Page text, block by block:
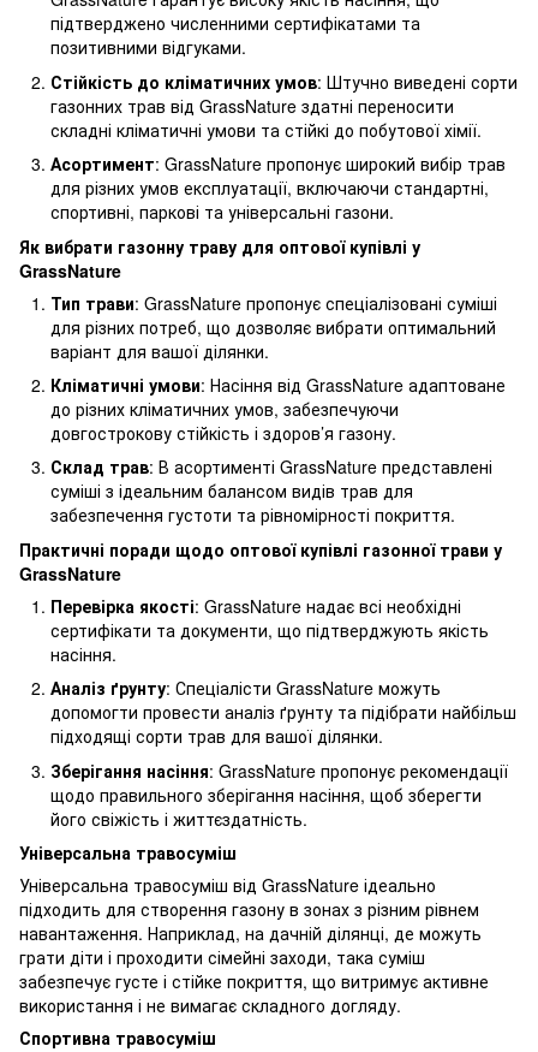
підтверджено численними сертифікатами та
позитивними відгуками.
Стійкість до кліматичних умов: Штучно виведені сорти
газонних трав від GrassNature здатні переносити
складні кліматичні умови та стійкі до побутової хімії.
Асортимент: GrassNature пропонує широкий вибір трав
для різних умов експлуатації, включаючи стандартні,
спортивні, паркові та універсальні газони.
Як вибрати газонну траву для оптової купівлі у
GrassNature
Тип трави: GrassNature пропонує спеціалізовані суміші
для різних потреб, що дозволяє вибрати оптимальний
варіант для вашої ділянки.
Кліматичні умови: Насіння від GrassNature адаптоване
до різних кліматичних умов, забезпечуючи
довгострокову стійкість і здоров’я газону.
Склад трав: В асортименті GrassNature представлені
суміші з ідеальним балансом видів трав для
забезпечення густоти та рівномірності покриття.
Практичні поради щодо оптової купівлі газонної трави у
GrassNature
Перевірка якості: GrassNature надає всі необхідні
сертифікати та документи, що підтверджують якість
насіння.
Аналіз ґрунту: Спеціалісти GrassNature можуть
допомогти провести аналіз ґрунту та підібрати найбільш
підходящі сорти трав для вашої ділянки.
Зберігання насіння: GrassNature пропонує рекомендації
щодо правильного зберігання насіння, щоб зберегти
його свіжість і життєздатність.
Універсальна травосуміш
Універсальна травосуміш від GrassNature ідеально
підходить для створення газону в зонах з різним рівнем
навантаження. Наприклад, на дачній ділянці, де можуть
грати діти і проходити сімейні заходи, така суміш
забезпечує густе і стійке покриття, що витримує активне
використання і не вимагає складного догляду.
Спортивна травосуміш